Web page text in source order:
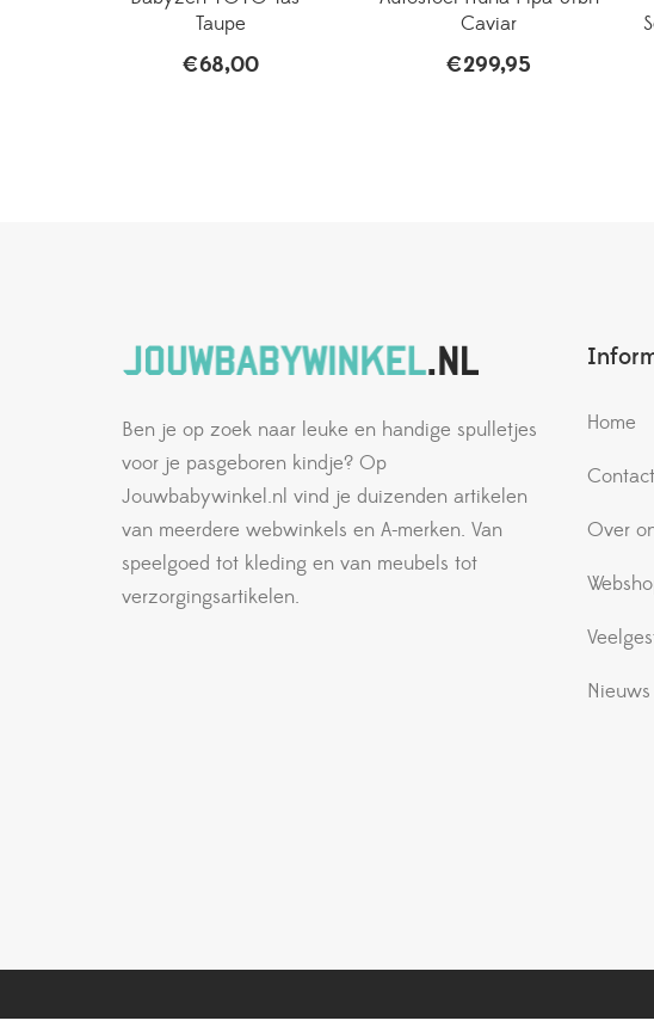
Taupe
€68,00
Caviar
€299,95
Ben je op zoek naar leuke en handige spulletjes
voor je pasgeboren kindje? Op
Jouwbabywinkel.nl vind je duizenden artikelen
van meerdere webwinkels en A-merken. Van
speelgoed tot kleding en van meubels tot
verzorgingsartikelen.
Home
Contact
Over
Nieuws